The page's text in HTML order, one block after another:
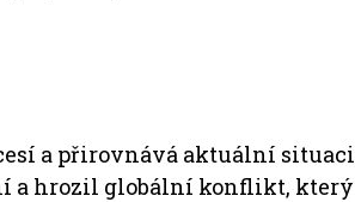
a přirovnává aktuální situaci
a hrozil globální konflikt, který